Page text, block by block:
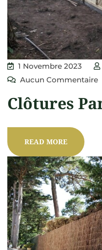
1 Novembre 2023
Aucun Commentaire
Clôtures
READ MORE